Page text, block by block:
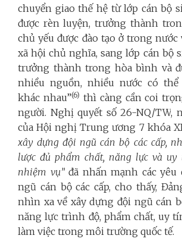
chuyển giao thế hệ từ lớp cán bộ
được rèn luyện, trưởng thành
chủ yếu được đào tạo ở trong nước
xã hội chủ nghĩa, sang lớp cán bộ
trưởng thành trong hòabình và
nhiều nguồn, nhiều nước có
khác nhau”(6) thì càng cần coi
người. Nghị quyết số 26-NQ/TW,
củaHội nghị Trung ương 7 khóa
xây dựng đội ngũ cán bộ các cấp,
lược đủ phẩm chất, năng lực và uy
nhiệm vụ”đã nhấn mạnh các yêu
ngũ cán bộ các cấp, cho thấy,
nhìn xa về xây dựng đội ngũ cán
năng lực trình độ, phẩm chất, uy
làm việc trong môi trường quốc tế.